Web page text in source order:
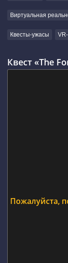
Виртуальная
Квесты-ужасы
Квест «The
Пожалуйста,